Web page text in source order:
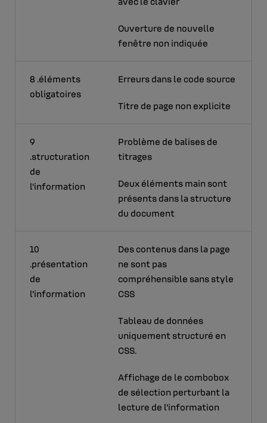
Ouverture de nouvelle
fenêtre non indiquée
8 .éléments
obligatoires
Erreurs dans le code source
Titre de page non explicite
9
.structuration
de
l'information
Problème de balises de
titrages
Deux éléments main sont
présents dans la structure
du document
10
.présentation
de
l'information
Des contenus dans la page
ne sont pas
compréhensible sans style
CSS
Tableau de données
uniquement structuré en
CSS.
Affichage de le combobox
de sélection perturbant la
lecture de l'information